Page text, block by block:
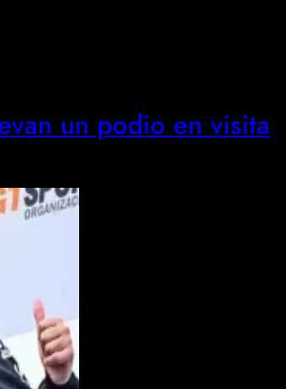
un podio en visita